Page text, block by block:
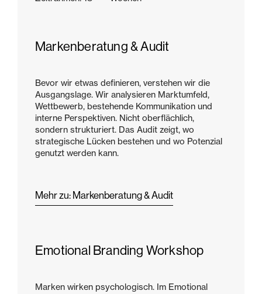
Markenberatung & Audit
Bevor wir etwas definieren, verstehen wir die
Ausgangslage. Wir analysieren Marktumfeld,
Wettbewerb, bestehende Kommunikation und
interne Perspektiven. Nicht oberflächlich,
sondern strukturiert. Das Audit zeigt, wo
strategische Lücken bestehen und wo Potenzial
genutzt werden kann.
Mehr zu: Markenberatung & Audit
Emotional Branding Workshop
Marken wirken psychologisch. Im Emotional